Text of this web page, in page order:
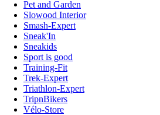
Pet and Garden
Slowood Interior
Smash-Expert
Sneak'In
Sneakids
Sport is good
Training-Fit
Trek-Expert
Triathlon-Expert
TripnBikers
Vélo-Store